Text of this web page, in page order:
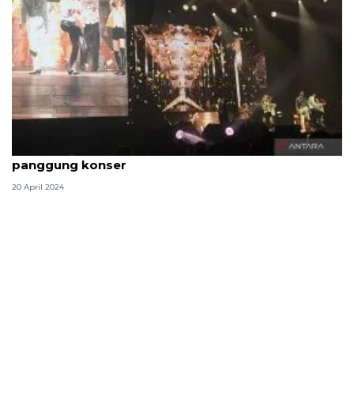
Yunho dan Changmin TVXQ! bermaafan Lebaran di
panggung konser
20 April 2024